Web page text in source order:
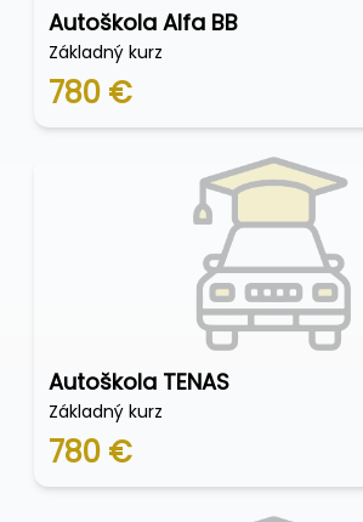
Autoškola Alfa BB
Základný kurz
780 €
Autoškola TENAS
Základný kurz
780 €